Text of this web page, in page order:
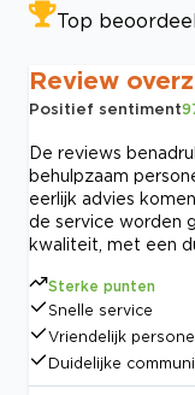
Top
Review
Positief sentiment
De reviews
behulpzaam
eerlijk advies
de service worden
kwaliteit, met een
Sterke punten
Snelle service
Vriendelijk
Duidelijke